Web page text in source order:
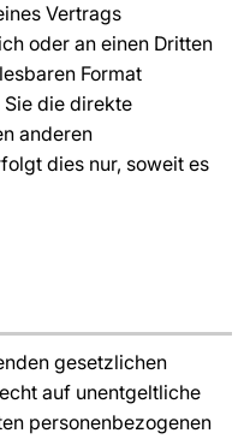
Vertrags
oder an einen Dritten
Format
Sie die direkte
anderen
dies nur, soweit es
gesetzlichen
auf unentgeltliche
personenbezogenen